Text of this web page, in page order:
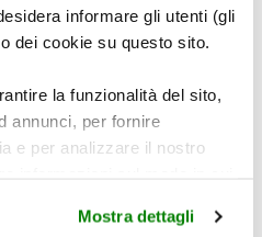
informare gli utenti (gli
dei cookie su questo sito.
la funzionalità del sito,
annunci, per fornire
e per analizzare il nostro
e social media, i quali
Mostra dettagli